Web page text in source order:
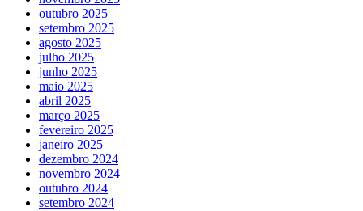
outubro 2025
setembro 2025
agosto 2025
julho 2025
junho 2025
maio 2025
abril 2025
março 2025
fevereiro 2025
janeiro 2025
dezembro 2024
novembro 2024
outubro 2024
setembro 2024